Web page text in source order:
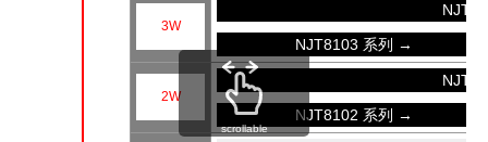
3W
NJT8103 系列 →
2W
NJT8102 系列 →
scrollable